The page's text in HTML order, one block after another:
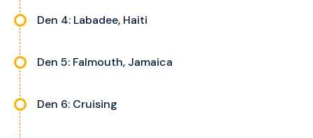
Den 4: Labadee, Haiti
Den 5: Falmouth, Jamaica
Den 6: Cruising